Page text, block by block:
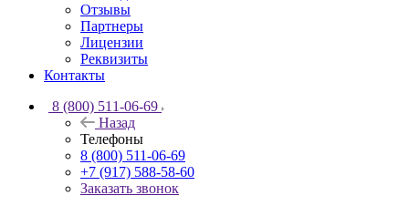
Отзывы
Партнеры
Лицензии
Реквизиты
Контакты
8 (800) 511-06-69
Назад
Телефоны
8 (800) 511-06-69
+7 (917) 588-58-60
Заказать звонок